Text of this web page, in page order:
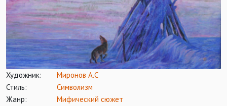
Художник:
Миронов А.С
Стиль:
Символизм
Жанр:
Мифический сюжет